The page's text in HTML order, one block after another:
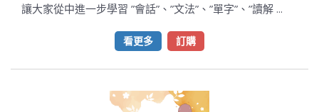
讓大家從中進一步學習 ”會話”、”文法”、”單字”、”讀解 ...
看更多 訂購